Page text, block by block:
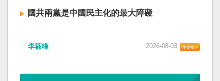
國共兩黨是中國民主化的最大障礙
李筱峰 2026-08-03